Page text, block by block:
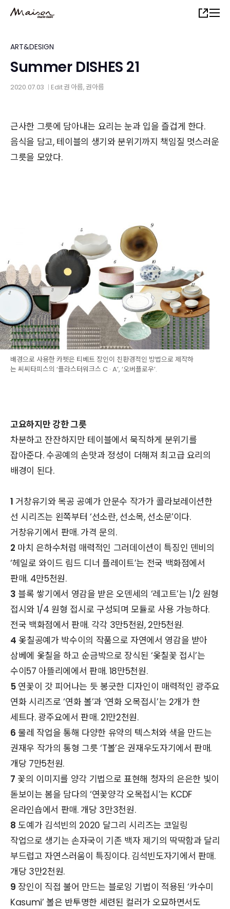
content
Share
ART&DESIGN
Summer DISHES 21
2020.07.03 Edit권 아름, 권아름
근사한 그릇에 담아내는 요리는 눈과 입을 즐겁게 한다.
음식을 담고, 테이블의 생기와 분위기까지 책임질 멋스러운
그릇을 모았다.
배경으로 사용한 카펫은 티베트 장인이 친환경적인 방법으로 제작하
는 씨씨타피스의 ‘플라스터워크스 C · A’, ‘오버플로우’.
고요하지만 강한 그릇
차분하고 잔잔하지만 테이블에서 묵직하게 분위기를
잡아준다. 수공예의 손맛과 정성이 더해져 최고급 요리의
배경이 된다.
1 거창유기와 목공 공예가 안문수 작가가 콜라보레이션한
선 시리즈는 왼쪽부터 ‘선소란, 선소목, 선소문’이다.
거창유기에서 판매. 가격 문의.
2 마치 은하수처럼 매력적인 그러데이션이 특징인 덴비의
‘헤일로 와이드 림드 디너 플레이트’는 전국 백화점에서
판매. 4만5천원.
3 블록 쌓기에서 영감을 받은 오덴세의 ‘레고트’는 1/2 원형
접시와 1/4 원형 접시로 구성되며 모듈로 사용 가능하다.
전국 백화점에서 판매. 각각 3만5천원, 2만5천원.
4 옻칠공예가 박수이의 작품으로 자연에서 영감을 받아
삼베에 옻칠을 하고 순금박으로 장식된 ‘옻칠꽃 접시’는
수이57 아뜰리에에서 판매. 18만5천원.
5연꽃이 갓 피어나는 듯 봉긋한 디자인이 매력적인 광주요
연화 시리즈로 ‘연화 볼’과 ‘연화 오목접시’는 2개가 한
세트다. 광주요에서 판매. 21만2천원.
6 물레 작업을 통해 다양한 유약의 텍스처와 색을 만드는
권재우 작가의 통형 그릇 ‘T볼’은 권재우도자기에서 판매.
개당 7만5천원.
7 꽃의 이미지를 양각 기법으로 표현해 청자의 은은한 빛이
돋보이는 봄을 담다의 ‘연꽃양각 오목접시’는 KCDF
온라인숍에서 판매. 개당 3만3천원.
8 도예가 김석빈의 2020 달그리 시리즈는 코일링
작업으로 생기는 손자국이 기존 백자 제기의 딱딱함과 달리
부드럽고 자연스러움이 특징이다. 김석빈도자기에서 판매.
개당 3만2천원.
9 장인이 직접 불어 만드는 블로잉 기법이 적용된 ‘카수미
Kasumi’ 볼은 반투명한 세련된 컬러가 오묘하면서도